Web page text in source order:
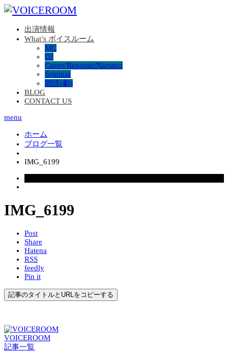
出演情報
What’s ボイスルーム
MC
DJ
Caster/Reporter/Narrator
Seminar
朗読(劇)
BLOG
CONTACT US
menu
ホーム
ブログ一覧
IMG_6199
IMG_6199
Post
Share
Hatena
RSS
feedly
Pin it
記事のタイトルとURLをコピーする
VOICEROOM
記事一覧